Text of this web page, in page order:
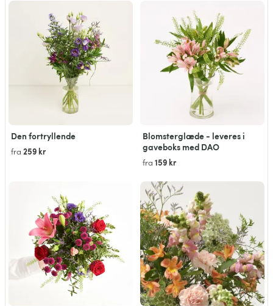
Den fortryllende
fra 259 kr
Blomsterglæde - leveres i
gaveboks med DAO
fra 159 kr